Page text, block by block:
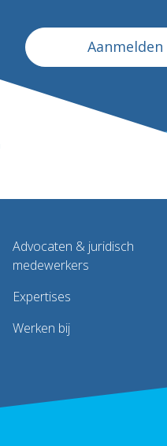
Advocaten & juridisch
medewerkers
Expertises
Werken bij